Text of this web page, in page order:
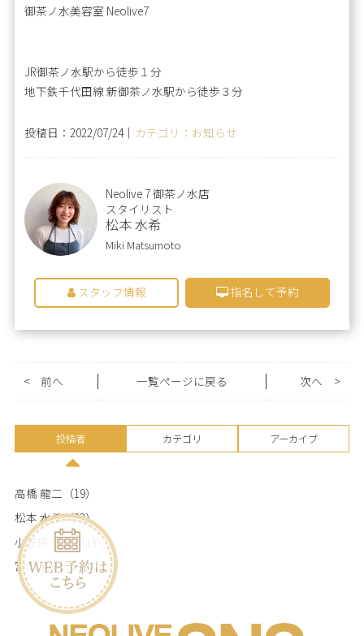
御茶ノ水美容室 Neolive7
JR御茶ノ水駅から徒歩１分
地下鉄千代田線 新御茶ノ水駅から徒歩３分
投稿日：2022/07/24｜ カテゴリ：お知らせ
Neolive 7 御茶ノ水店
スタイリスト
松本 水希
Miki Matsumoto
スタッフ情報 指名して予約
< 前へ 一覧ページに戻る >
次へ
投稿者 カテゴリ アーカイブ
高橋 龍二 （19）
松本 水希（22）
小笠原 理恵（13）
宮川 莉央（20）